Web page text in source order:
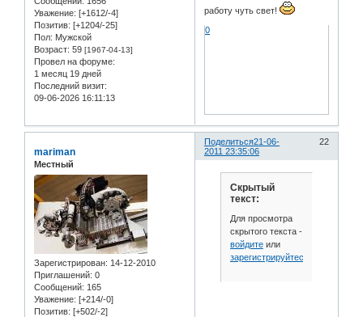
Уважение: [+1612/-4]
Позитив: [+1204/-25]
Пол: Мужской
Возраст: 59 [1967-04-13]
Провел на форуме:
1 месяц 19 дней
Последний визит:
09-06-2026 16:11:13
работу чуть свет!
0
Поделиться 22
21-06-
2011 23:35:06
mariman
Местный
Зарегистрирован: 14-12-2010
Приглашений: 0
Сообщений: 165
Уважение: [+214/-0]
Позитив: [+502/-2]
Скрытый
текст:
Для просмотра
скрытого текста -
войдитеили
зарегистрируйтесь